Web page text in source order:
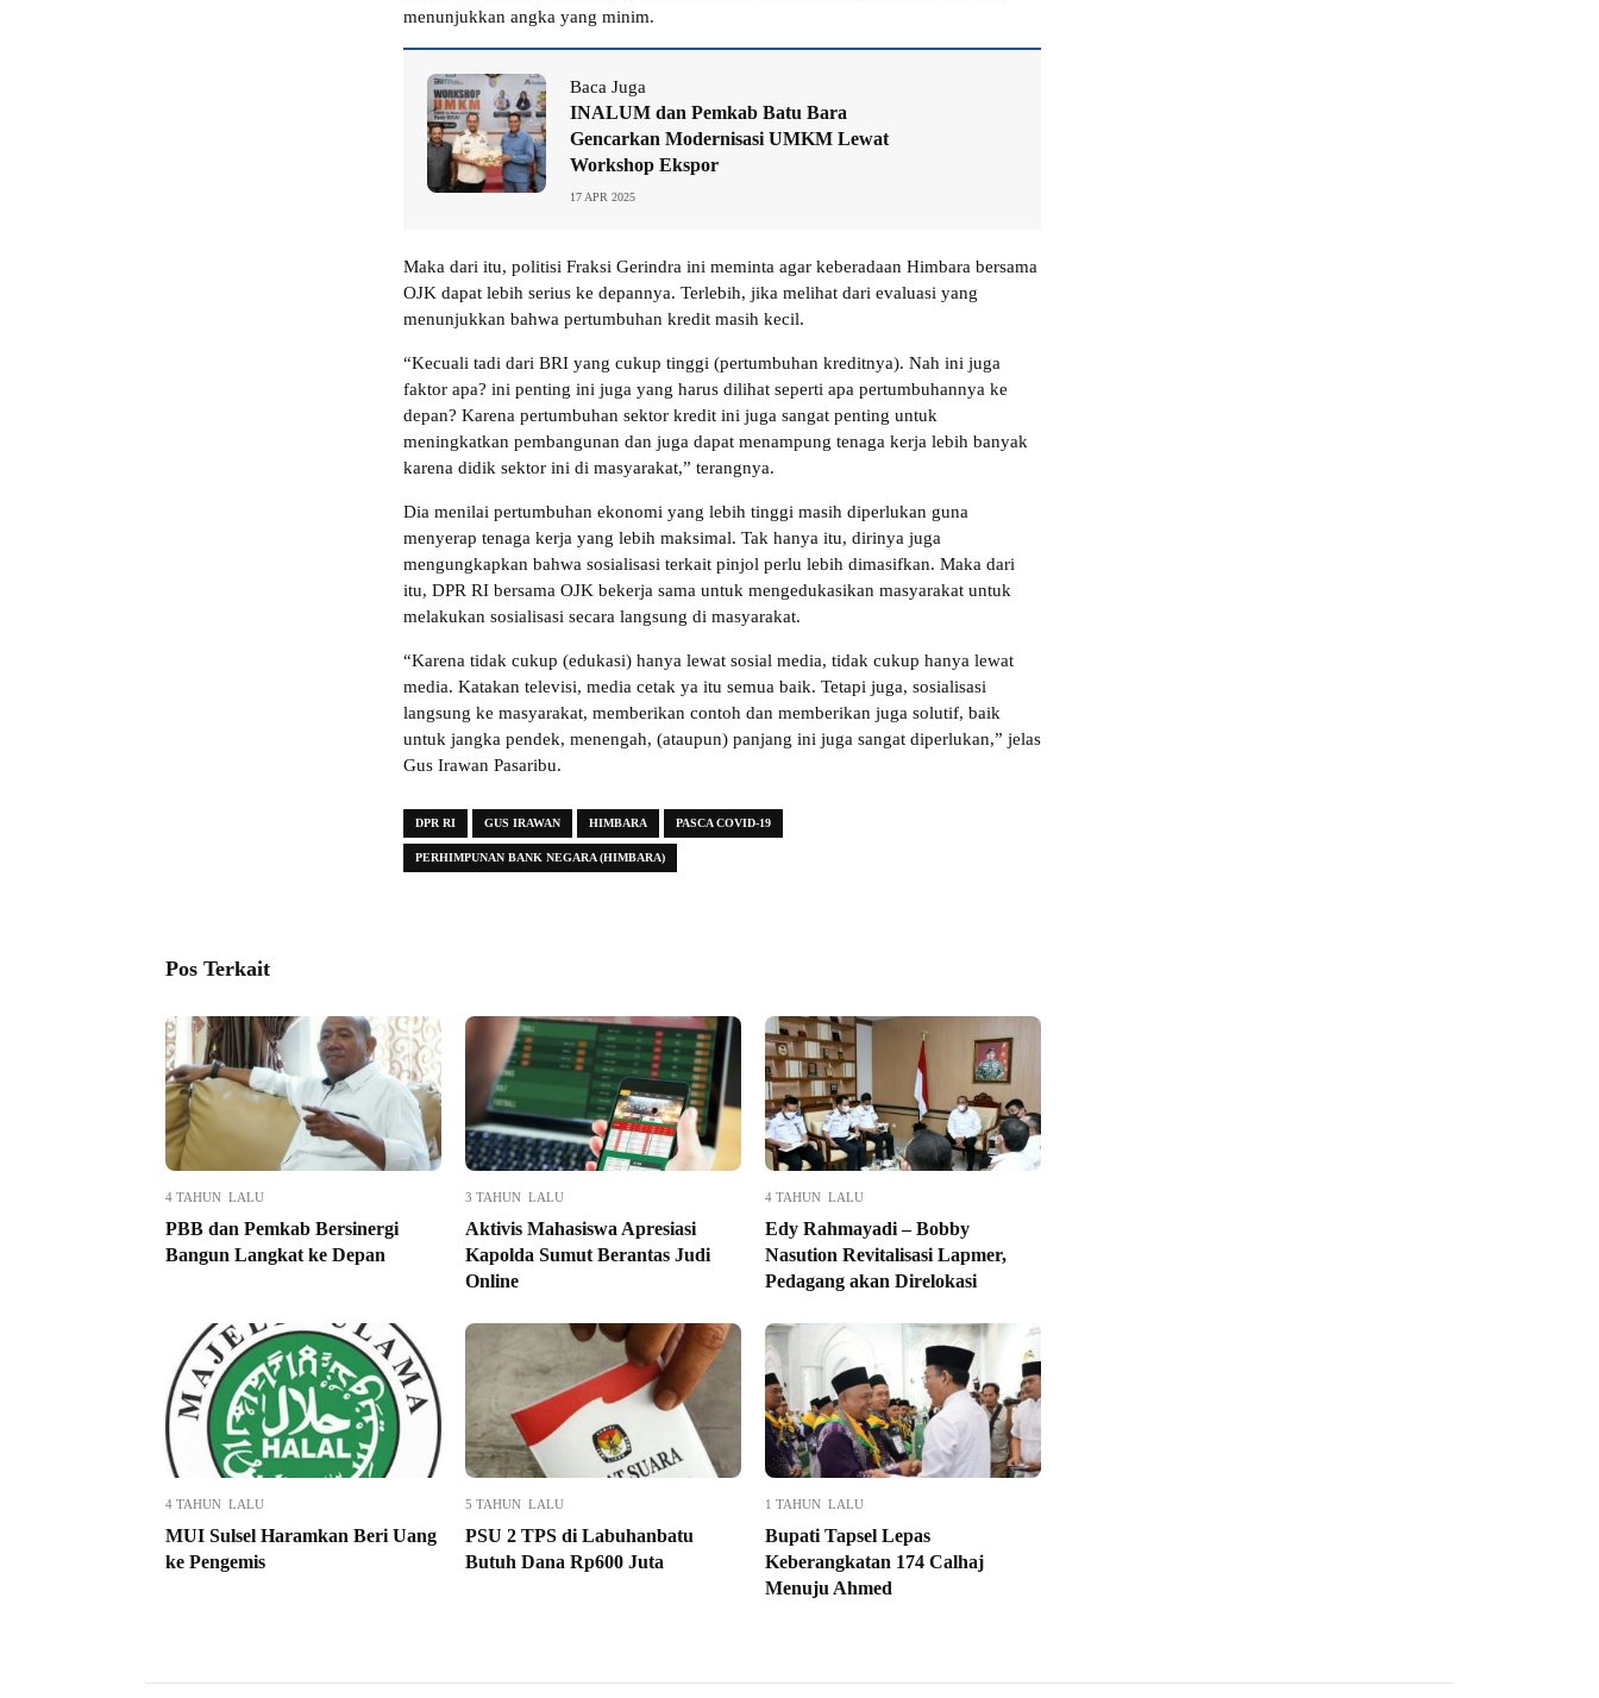
menunjukkan angka yang minim.
Baca Juga
INALUM dan Pemkab Batu Bara
Gencarkan Modernisasi UMKM Lewat
Workshop Ekspor
17 APR 2025
Maka dari itu, politisi Fraksi Gerindra ini meminta agar keberadaan Himbara bersama
OJK dapat lebih serius ke depannya. Terlebih, jika melihat dari evaluasi yang
menunjukkan bahwa pertumbuhan kredit masih kecil.
“Kecuali tadi dari BRI yang cukup tinggi (pertumbuhan kreditnya). Nah ini juga
faktor apa? ini penting ini juga yang harus dilihat seperti apa pertumbuhannya ke
depan? Karena pertumbuhan sektor kredit ini juga sangat penting untuk
meningkatkan pembangunan dan juga dapat menampung tenaga kerja lebih banyak
karena didik sektor ini di masyarakat,” terangnya.
Dia menilai pertumbuhan ekonomi yang lebih tinggi masih diperlukan guna
menyerap tenaga kerja yang lebih maksimal. Tak hanya itu, dirinya juga
mengungkapkan bahwa sosialisasi terkait pinjol perlu lebih dimasifkan. Maka dari
itu, DPR RI bersama OJK bekerja sama untuk mengedukasikan masyarakat untuk
melakukan sosialisasi secara langsung di masyarakat.
“Karena tidak cukup (edukasi) hanya lewat sosial media, tidak cukup hanya lewat
media. Katakan televisi, media cetak ya itu semua baik. Tetapi juga, sosialisasi
langsung ke masyarakat, memberikan contoh dan memberikan juga solutif, baik
untuk jangka pendek, menengah, (ataupun) panjang ini juga sangat diperlukan,” jelas
Gus Irawan Pasaribu.
DPR RI GUS IRAWAN HIMBARA PASCA COVID-19
PERHIMPUNAN BANK NEGARA (HIMBARA)
Pos Terkait
4 TAHUN LALU
PBB dan Pemkab Bersinergi
Bangun Langkat ke Depan
3 TAHUN LALU
Aktivis Mahasiswa Apresiasi
Kapolda Sumut Berantas Judi
Online
4 TAHUN LALU
Edy Rahmayadi – Bobby
Nasution Revitalisasi Lapmer,
Pedagang akan Direlokasi
4 TAHUN LALU
MUI Sulsel Haramkan Beri Uang
ke Pengemis
5 TAHUN LALU
PSU 2 TPS di Labuhanbatu
Butuh Dana Rp600 Juta
1 TAHUN LALU
Bupati Tapsel Lepas
Keberangkatan 174 Calhaj
Menuju Ahmed